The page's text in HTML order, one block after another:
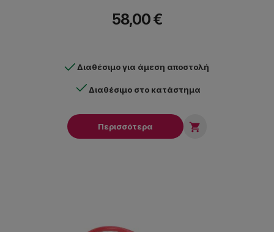
58,00 €
Διαθέσιμο για άμεση αποστολή
Διαθέσιμο στο κατάστημα
Περισσότερα 